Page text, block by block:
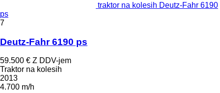
traktor na kolesih Deutz-Fahr 6190
ps
7
Deutz-Fahr 6190 ps
59.500 € Z DDV-jem
Traktor na kolesih
2013
4.700 m/h